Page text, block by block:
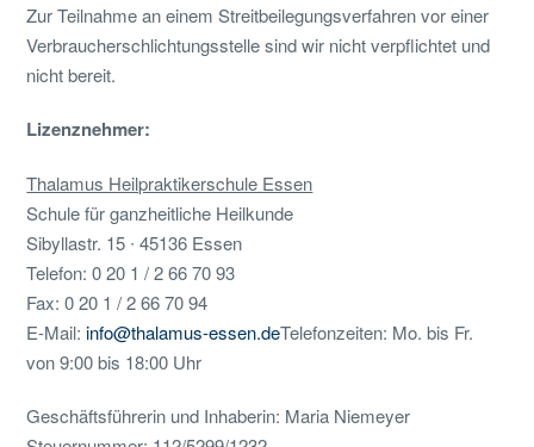
Zur Teilnahme an einem Streitbeilegungsverfahren vor einer
Verbraucherschlichtungsstelle sind wir nicht verpflichtet und
nicht bereit.
Lizenznehmer:
Thalamus Heilpraktikerschule Essen
Schule für ganzheitliche Heilkunde
Sibyllastr. 15 ∙ 45136 Essen
Telefon: 0 20 1 / 2 66 70 93
Fax: 0 20 1 / 2 66 70 94
E-Mail:info@thalamus-essen.deTelefonzeiten: Mo. bis Fr.
von 9:00 bis 18:00 Uhr
Geschäftsführerin und Inhaberin: Maria Niemeyer